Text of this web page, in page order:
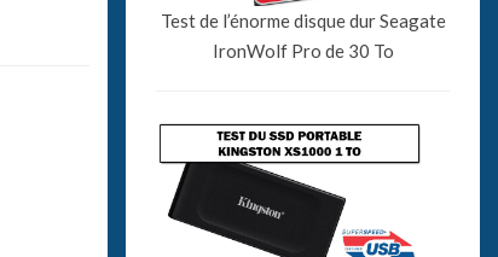
Test de l’énorme disque dur Seagate
IronWolf Pro de 30 To